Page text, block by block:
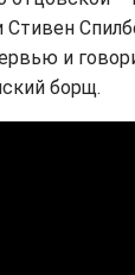
и
борщ.